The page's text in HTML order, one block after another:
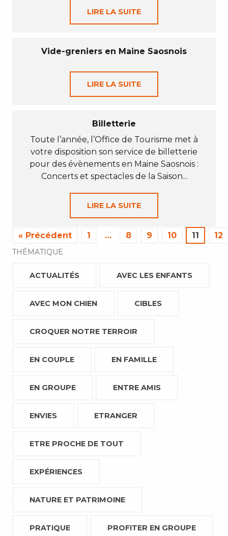
LIRE LA SUITE
Vide-greniers en Maine Saosnois
LIRE LA SUITE
Billetterie
Toute l’année, l’Office de Tourisme met à
votre disposition son service de billetterie
pour des évènements en Maine Saosnois :
Concerts et spectacles de la Saison...
LIRE LA SUITE
« Précédent 1 … 8 9 10 11 12
THÉMATIQUE
ACTUALITÉS AVEC LES ENFANTS
AVEC MON CHIEN CIBLES
CROQUER NOTRE TERROIR
EN COUPLE EN FAMILLE
EN GROUPE ENTRE AMIS
ENVIES ETRANGER
ETRE PROCHE DE TOUT
EXPÉRIENCES
NATURE ET PATRIMOINE
PRATIQUE PROFITER EN GROUPE